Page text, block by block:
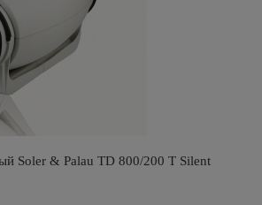
Soler & Palau TD 800/200 T Silent